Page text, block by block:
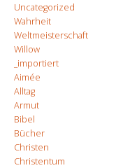
Uncategorized
Wahrheit
Weltmeisterschaft
Willow
_importiert
Aimée
Alltag
Armut
Bibel
Bücher
Christen
Christentum